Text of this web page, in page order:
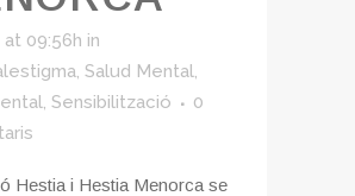
09:56h in
, Salud Mental,
, Sensibilització
0
Hestia i Hestia Menorca se